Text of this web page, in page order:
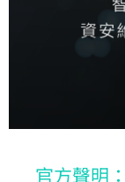
官方聲明